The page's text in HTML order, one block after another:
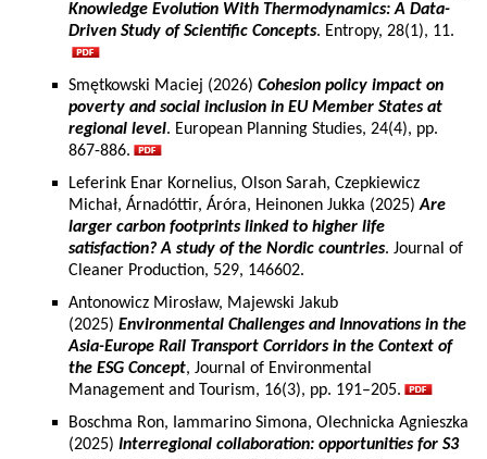
Knowledge Evolution With Thermodynamics: A Data-
Driven Study of Scientific Concepts. Entropy, 28(1), 11.
Smętkowski Maciej (2026) Cohesion policy impact on
poverty and social inclusion in EU Member States at
regional level. European Planning Studies, 24(4), pp.
867-886.
Leferink Enar Kornelius, Olson Sarah, Czepkiewicz
Michał, Árnadóttir, Áróra, Heinonen Jukka (2025)Are
larger carbon footprints linked to higher life
satisfaction? A study of the Nordic countries. Journal of
Cleaner Production, 529, 146602.
Antonowicz Mirosław, Majewski Jakub
(2025) Environmental Challenges and Innovations in the
Asia-Europe Rail Transport Corridors in the Context of
the ESG Concept, Journal of Environmental
Management and Tourism, 16(3), pp. 191–205.
Boschma Ron, Iammarino Simona, Olechnicka Agnieszka
(2025) Interregional collaboration: opportunities for S3